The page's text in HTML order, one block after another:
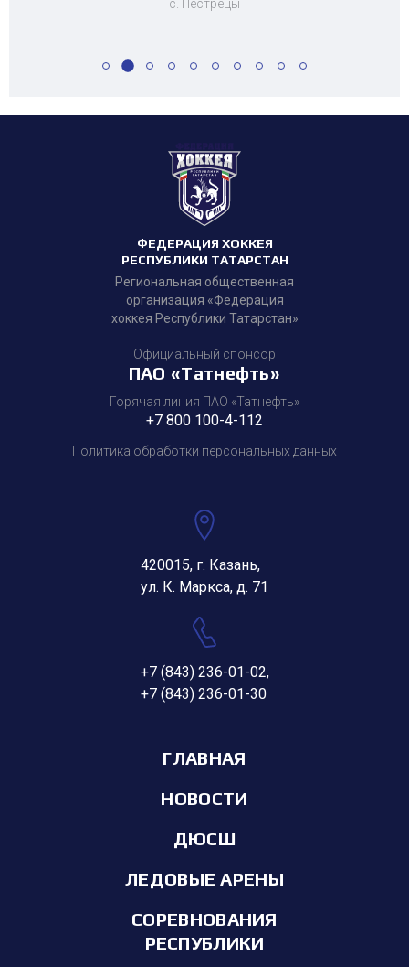
с. Пестрецы
ФЕДЕРАЦИЯ ХОККЕЯ
РЕСПУБЛИКИ ТАТАРСТАН
Региональная общественная
организация «Федерация
хоккея Республики Татарстан»
Официальный спонсор
ПАО «Татнефть»
Горячая линия ПАО «Татнефть»
+7 800 100-4-112
Политика обработки персональных данных
420015, г. Казань,
ул. К. Маркса, д. 71
+7 (843) 236-01-02,
+7 (843) 236-01-30
ГЛАВНАЯ
НОВОСТИ
ДЮСШ
ЛЕДОВЫЕ АРЕНЫ
СОРЕВНОВАНИЯ
РЕСПУБЛИКИ